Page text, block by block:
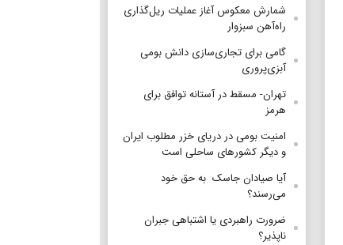
شمارش معکوس آغاز عملیات ریل‌گذاری
راه‌آهن سبزوار
گامی برای تجاری‌سازی دانش بومی
آبزی‌پروری
تهران- مسقط در آستانه توافق برای
هرمز
امنیت بومی در دریای خزر مطلوب ایران
و دیگر کشورهای ساحلی است
آیا صیادان جاسک به حق خود
می‌رسند؟
ضرورت راهبردی یا اشتباهی جبران
ناپذیر؟